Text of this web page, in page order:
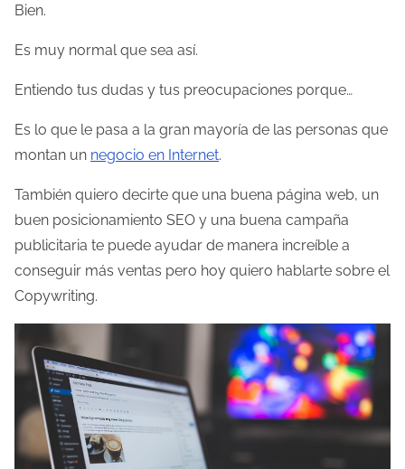
a
e
l
a
n
t
r
a
d
a
Bien.
Es muy normal que sea así.
Entiendo tus dudas y tus preocupaciones porque…
Es lo que le pasa a la gran mayoría de las personas que
montan un negocio en Internet.
También quiero decirte que una buena página web, un
buen posicionamiento SEO y una buena campaña
publicitaria te puede ayudar de manera increíble a
conseguir más ventas pero hoy quiero hablarte sobre el
Copywriting.